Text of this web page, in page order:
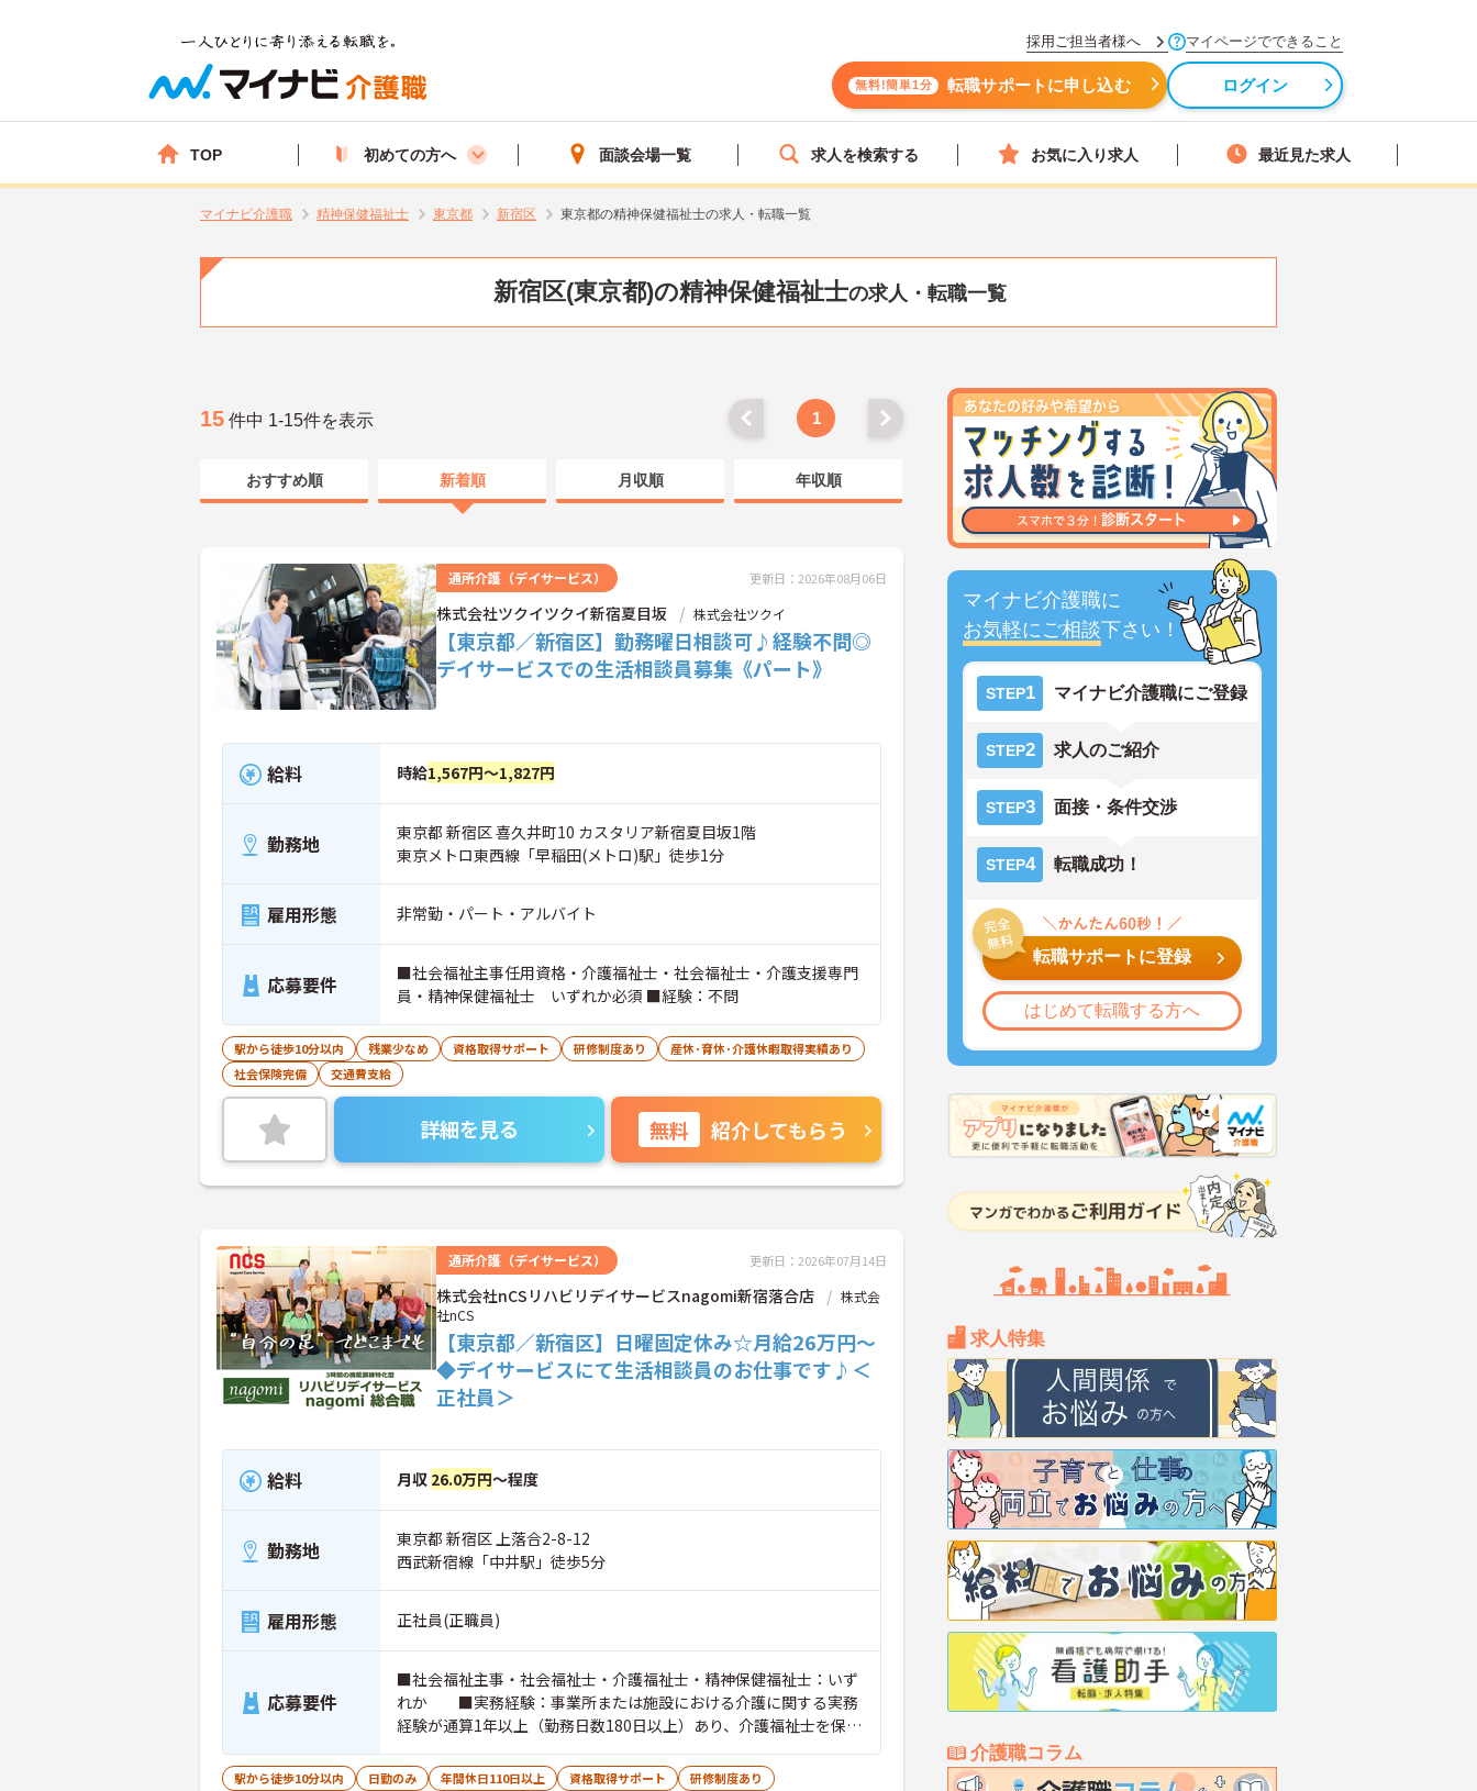
採用ご担当者様へ マイページでできること
無料!簡単1分 転職サポートに申し込む ログイン
TOP 初めての方へ 面談会場一覧 求人を検索する お気に入り求人 最近見た求人
マイナビ介護職 精神保健福祉士 東京都 新宿区 東京都の精神保健福祉士の求人・転職一覧
新宿区(東京都)の精神保健福祉士の求人・転職一覧
マイナビ介護職に
お気軽にご相談下さい！
STEP1 マイナビ介護職にご登録
STEP2 求人のご紹介
STEP3 面接・条件交渉
STEP4 転職成功！
転職サポートに登録
はじめて転職する方へ
求人特集
介護職コラム
15 件中 1-15件を表示 1
おすすめ順 新着順 月収順 年収順
通所介護（デイサービス） 更新日：2026年08月06日
株式会社ツクイツクイ新宿夏目坂 株式会社ツクイ
【東京都／新宿区】勤務曜日相談可♪経験不問◎
デイサービスでの生活相談員募集《パート》
給料 時給1,567円～1,827円
勤務地
東京都 新宿区 喜久井町10 カスタリア新宿夏目坂1階
東京メトロ東西線「早稲田(メトロ)駅」徒歩1分
雇用形態 非常勤・パート・アルバイト
応募要件
■社会福祉主事任用資格・介護福祉士・社会福祉士・介護支援専門
員・精神保健福祉士 いずれか必須 ■経験：不問
駅から徒歩10分以内 残業少なめ 資格取得サポート 研修制度あり
産休･育休･介護休暇取得実績あり
社会保険完備
交通費支給
詳細を見る 無料 紹介してもらう
通所介護（デイサービス） 更新日：2026年07月14日
株式会社nCSリハビリデイサービスnagomi新宿落合店
株式会
社nCS
【東京都／新宿区】日曜固定休み☆月給26万円～
◆デイサービスにて生活相談員のお仕事です♪＜
正社員＞
給料 月収 26.0万円～程度
勤務地
東京都 新宿区 上落合2-8-12
西武新宿線「中井駅」徒歩5分
雇用形態 正社員(正職員)
応募要件
■社会福祉主事・社会福祉士・介護福祉士・精神保健福祉士：いず
れか ■実務経験：事業所または施設における介護に関する実務
経験が通算1年以上（勤務日数180日以上）あり、介護福祉士を保
持 ※PCスキル：Word・Excelの基本操作 ■普通自動車運転
免許
駅から徒歩10分以内 日勤のみ 年間休日110日以上 資格取得サポート
研修制度あり